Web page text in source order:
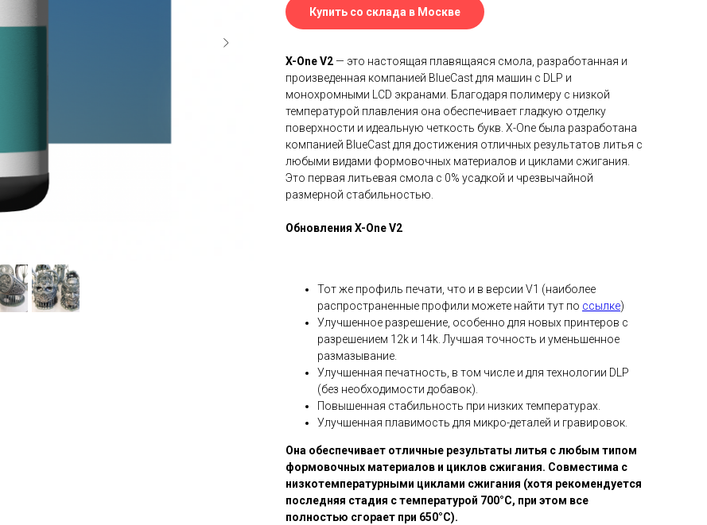
Купить со склада в Москве
X-One V2— это настоящая плавящаяся смола, разработанная и
произведенная компанией BlueCast для машин с DLP и
монохромными LCD экранами. Благодаря полимеру с низкой
температурой плавления она обеспечивает гладкую отделку
поверхности и идеальную четкость букв. X-One была разработана
компанией BlueCast для достижения отличных результатов литья с
любыми видами формовочных материалов и циклами сжигания.
Это первая литьевая смола с 0% усадкой и чрезвычайной
размерной стабильностью.
Обновления X-One V2
Тот же профиль печати, что и в версии V1 (наиболее
распространенные профили можете найти тут по ссылке)
Улучшенное разрешение, особенно для новых принтеров с
разрешением 12k и 14k. Лучшая точность и уменьшенное
размазывание.
Улучшенная печатность, в том числе и для технологии DLP
(без необходимости добавок).
Повышенная стабильность при низких температурах.
Улучшенная плавимость для микро-деталей и гравировок.
Она обеспечивает отличные результаты литья с любым типом
формовочных материалов и циклов сжигания. Совместима с
низкотемпературными циклами сжигания (хотя рекомендуется
последняя стадия с температурой 700°C, при этом все
полностью сгорает при 650°C).